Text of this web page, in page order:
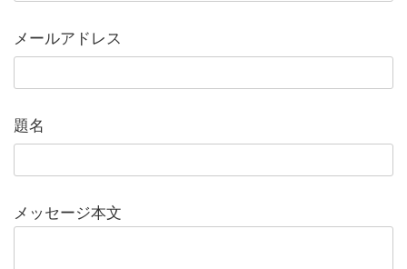
メールアドレス
題名
メッセージ本文